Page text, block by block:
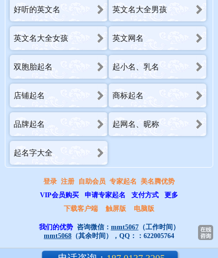
辰八字
好听的英文名 英文名大全男孩
英文名大全女孩 英文网名
双胞胎起名 起小名、乳名
店铺起名 商标起名
品牌起名 起网名、昵称
起名字大全
登录 注册 自助会员 专家起名 美名腾优势
VIP会员购买
申请专家起名 支付方式
更多
下载客户端
触屏版 电脑版
我们的优势 咨询微信： mmt5067（工作时间）
mmt5068 （其余时间），QQ：： 622005764